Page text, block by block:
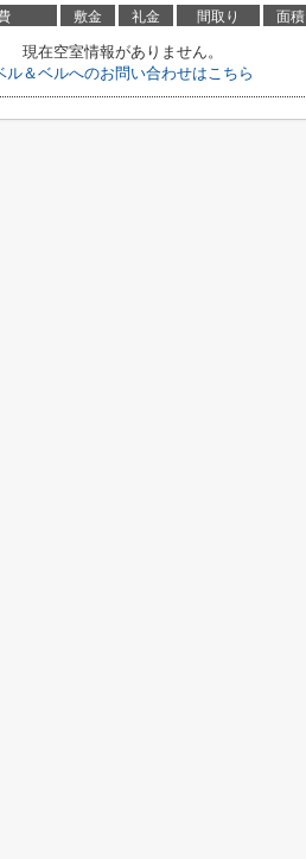
敷金 礼金 間取り 面積
現在空室情報がありません。
ル＆ベルへのお問い合わせはこちら